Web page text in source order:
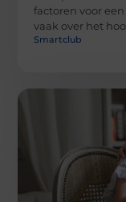
factoren voor
vaak over het
Smartclub